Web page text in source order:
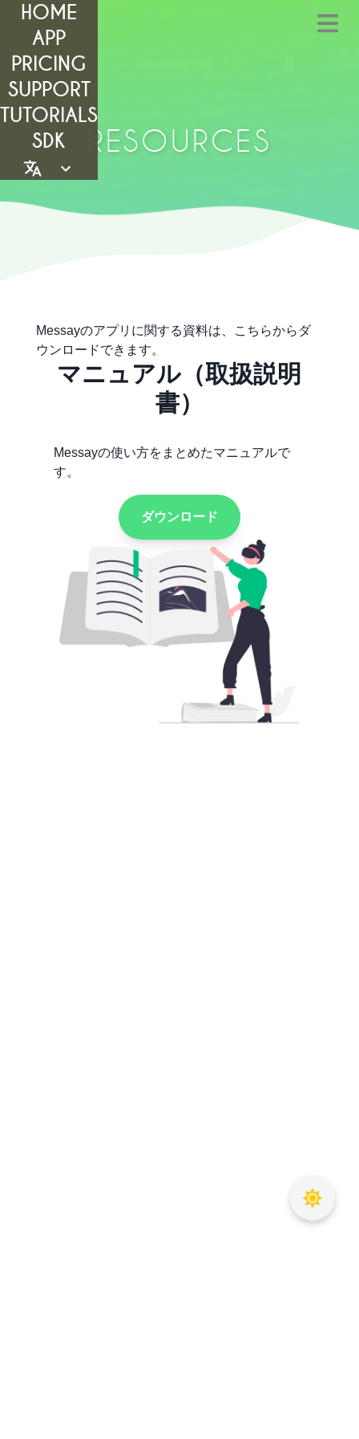
RESOURCES
HOME
APP
PRICING
SUPPORT
TUTORIALS
SDK
Messayのアプリに関する資料は、こちらからダ
ウンロードできます。
マニュアル（取扱説明
書）
Messayの使い方をまとめたマニュアルで
す。
ダウンロード